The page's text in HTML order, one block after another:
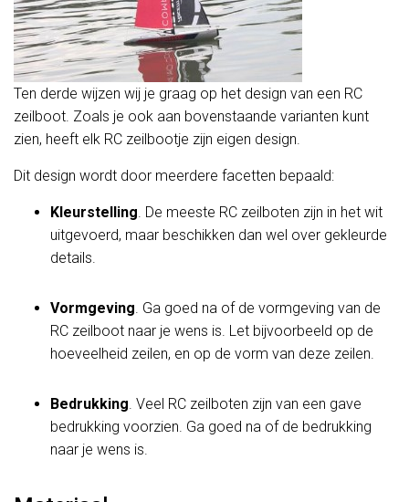
Ten derde wijzen wij je graag op het design van een RC
zeilboot. Zoals je ook aan bovenstaande varianten kunt
zien, heeft elk RC zeilbootje zijn eigen design.
Dit design wordt door meerdere facetten bepaald:
Kleurstelling. De meeste RC zeilboten zijn in het wit
uitgevoerd, maar beschikken dan wel over gekleurde
details.
Vormgeving. Ga goed na of de vormgeving van de
RC zeilboot naar je wens is. Let bijvoorbeeld op de
hoeveelheid zeilen, en op de vorm van deze zeilen.
Bedrukking. Veel RC zeilboten zijn van een gave
bedrukking voorzien. Ga goed na of de bedrukking
naar je wens is.